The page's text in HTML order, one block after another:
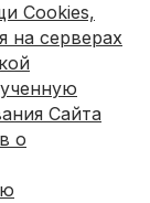
Cookies,
на серверах
Сайта
о